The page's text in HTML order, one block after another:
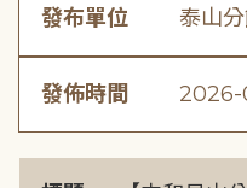
發布單位 泰山
發佈時間